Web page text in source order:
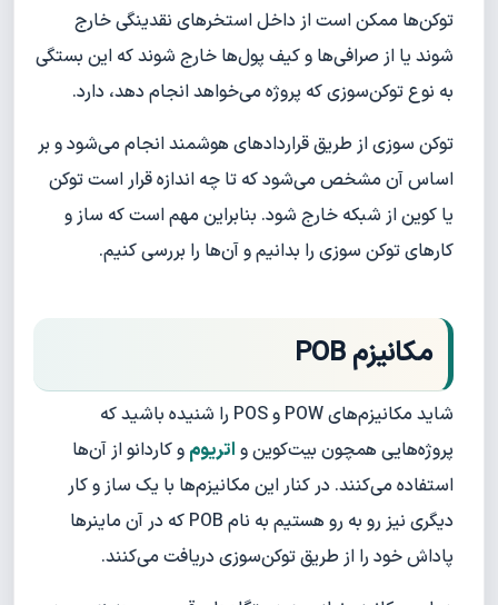
توکن‌ها ممکن است از داخل استخرهای نقدینگی خارج
شوند یا از صرافی‌ها و کیف پول‌ها خارج شوند که این بستگی
به نوع توکن‌سوزی که پروژه می‌خواهد انجام دهد، دارد.
توکن سوزی از طریق قراردادهای هوشمند انجام می‌شود و بر
اساس آن مشخص می‌شود که تا چه اندازه قرار است توکن
یا کوین از شبکه خارج شود. بنابراین مهم است که ساز و
کارهای توکن سوزی را بدانیم و آن‌ها را بررسی کنیم.
مکانیزم POB
شاید مکانیزم‌های POW و POS را شنیده باشید که
پروژه‌هایی همچون بیت‌کوین و اتریوم و کاردانو از آن‌ها
استفاده می‌کنند. در کنار این مکانیزم‌ها با یک ساز و کار
دیگری نیز رو به رو هستیم به نام POB که در آن ماینرها
پاداش خود را از طریق توکن‌سوزی دریافت می‌کنند.